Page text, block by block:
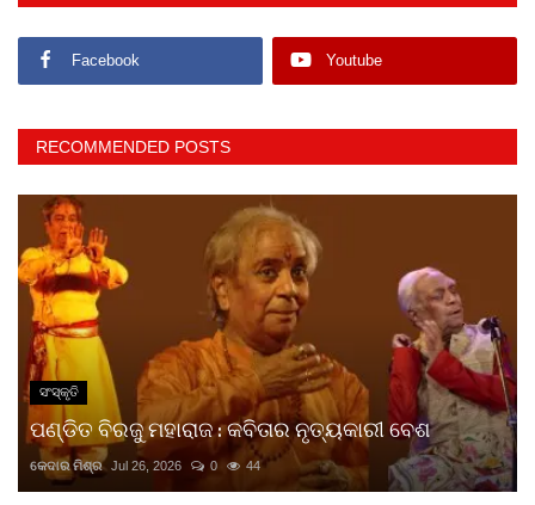
Facebook Youtube
RECOMMENDED POSTS
ସଂସ୍କୃତି
ପଣ୍ଡିତ ବିରଜୁ ମହାରାଜ : କବିତାର ନୃତ୍ୟକାରୀ ବେଶ
କେଦାର ମିଶ୍ର Jul 26, 2026 0 44